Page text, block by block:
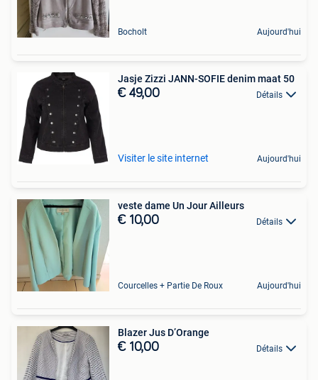
Bocholt Aujourd'hui
Jasje Zizzi JANN-SOFIE denim maat 50
€ 49,00 Détails
Visiter le site internet Aujourd'hui
veste dame Un Jour Ailleurs
€ 10,00 Détails
Courcelles + Partie De Roux Aujourd'hui
Blazer Jus D’Orange
€ 10,00 Détails